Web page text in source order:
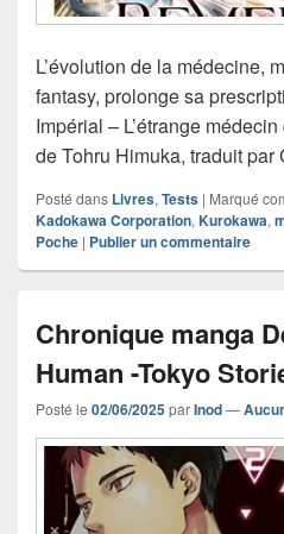
L’évolution de la médecine,
fantasy, prolonge sa
Impérial – L’étrange
de Tohru Himuka, traduit par
Posté dans Livres, Tests | Marqué
Kadokawa Corporation, Kurokawa,
Poche | Publier un commentaire
Chronique manga
Human -Tokyo
Posté le 02/06/2025parInod—